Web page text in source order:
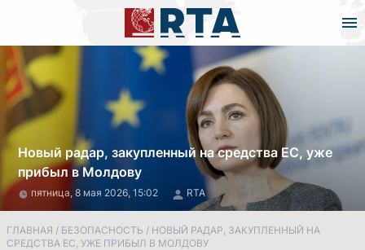
Новый радар, закупленный на средства ЕС, уже
прибыл в Молдову
пятница, 8 мая 2026, 15:02 RTA
ГЛАВНАЯ / БЕЗОПАСНОСТЬ / НОВЫЙ РАДАР, ЗАКУПЛЕННЫЙ НА
СРЕДСТВА ЕС, УЖЕ ПРИБЫЛ В МОЛДОВУ